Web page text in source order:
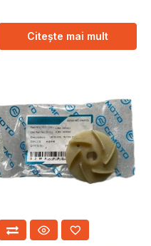
Citește mai mult